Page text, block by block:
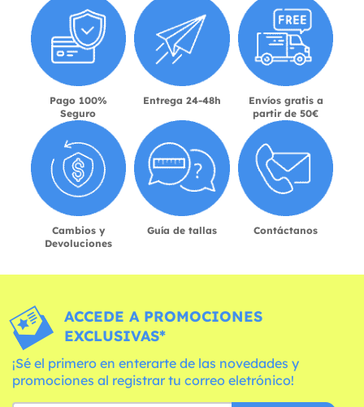
Pago 100%
Seguro
Entrega 24-48h
Envíos gratis a
partir de 50€
Cambios y
Devoluciones
Guía de tallas Contáctanos
ACCEDE A PROMOCIONES
EXCLUSIVAS*
¡Sé el primero en enterarte de las novedades y
promociones al registrar tu correo eletrónico!